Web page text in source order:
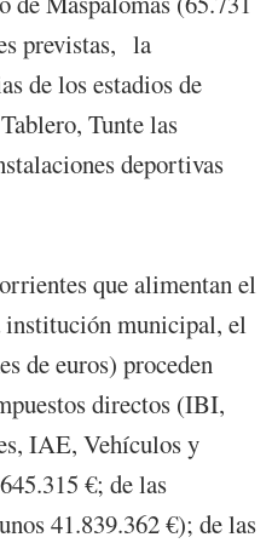
previstas, la
de los estadios de
Tunte las
deportivas
que alimentan el
institución municipal, el
de euros) proceden
directos (IBI,
IAE, Vehículos y
€; de las
41.839.362 €); de las